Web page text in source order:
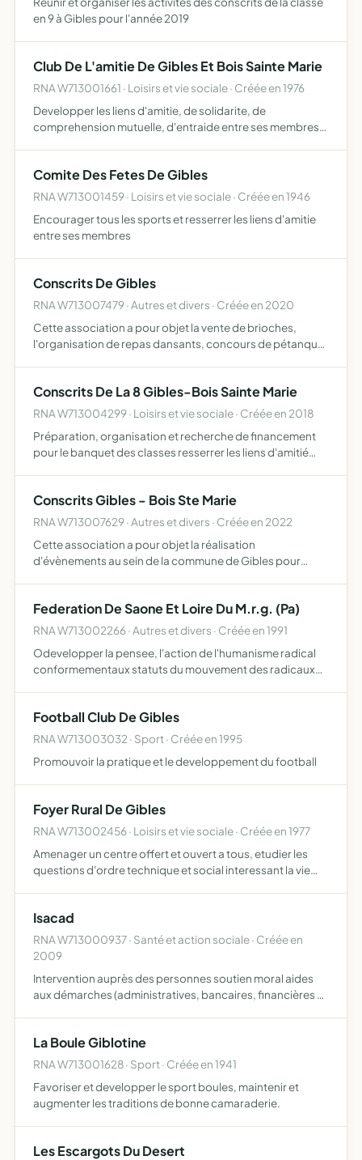
en 9 à Gibles pour l'année 2019
Club De L'amitie De Gibles Et Bois Sainte Marie
RNA W713001661 · Loisirs et vie sociale · Créée en 1976
Developper les liens d'amitie, de solidarite, de
comprehension mutuelle, d'entraide entre ses membres
Comite Des Fetes De Gibles
RNA W713001459 · Loisirs et vie sociale · Créée en 1946
Encourager tous les sports et resserrer les liens d'amitie
entre ses membres
Conscrits De Gibles
RNA W713007479 · Autres et divers · Créée en 2020
Cette association a pour objet la vente de brioches,
l'organisation de repas dansants, concours de pétanque
Conscrits De La 8 Gibles-Bois Sainte Marie
RNA W713004299 · Loisirs et vie sociale · Créée en 2018
Préparation, organisation et recherche de financement
pour le banquet des classes resserrer les liens d'amitié
Conscrits Gibles - Bois Ste Marie
RNA W713007629 · Autres et divers · Créée en 2022
Cette association a pour objet la réalisation
d'évènements au sein de la commune de Gibles pour
Federation De Saone Et Loire Du M.r.g. (Pa)
RNA W713002266 · Autres et divers · Créée en 1991
Odevelopper la pensee, l'action de l'humanisme radical
conformementaux statuts du mouvement des radicaux
Football Club De Gibles
RNA W713003032 · Sport · Créée en 1995
Promouvoir la pratique et le developpement du football
Foyer Rural De Gibles
RNA W713002456 · Loisirs et vie sociale · Créée en 1977
Amenager un centre offert et ouvert a tous, etudier les
questions d'ordre technique et social interessant la vie
Isacad
RNA W713000937 · Santé et action sociale · Créée en
2009
Intervention auprès des personnes soutien moral aides
aux démarches (administratives, bancaires, financières et
La Boule Giblotine
RNA W713001628 · Sport · Créée en 1941
Favoriser et developper le sport boules, maintenir et
augmenter les traditions de bonne camaraderie.
Les Escargots Du Desert